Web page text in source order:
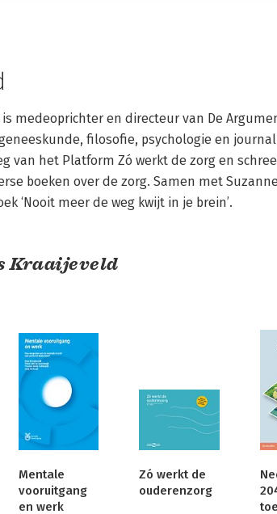
is medeoprichter en directeur van De
filosofie, psychologie en
van het Platform Zó werkt de zorg en
boeken over de zorg. Samen met
‘Nooit meer de weg kwijt in je brein’.
Kraaijeveld
Mentale
vooruitgang
en werk
Zó werkt de
ouderenzorg